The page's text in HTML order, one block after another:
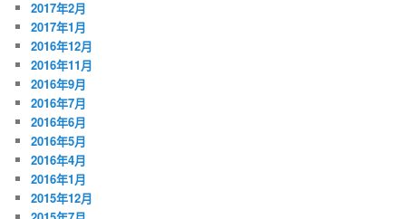
2017年2月
2017年1月
2016年12月
2016年11月
2016年9月
2016年7月
2016年6月
2016年5月
2016年4月
2016年1月
2015年12月